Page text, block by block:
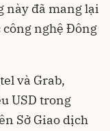
này đã mang lại
nghệ Đông
và Grab,
USD trong
Sở Giao dịch